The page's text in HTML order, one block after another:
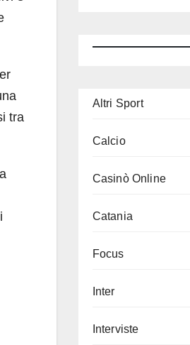
tra
Altri Sport
Calcio
Casinò Online
Catania
Focus
Inter
Interviste